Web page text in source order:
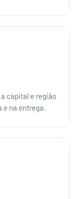
capital e região
e na entrega.